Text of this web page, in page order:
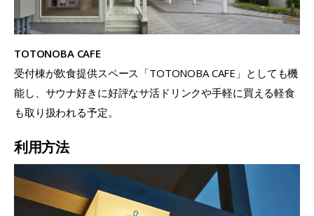
TOTONOBA CAFE
受付棟が飲食提供スペース「TOTONOBA CAFE」としても機
能し、サウナ好きに好評なサ活ドリンクや手軽に買える軽食
も取り扱われる予定。
利用方法